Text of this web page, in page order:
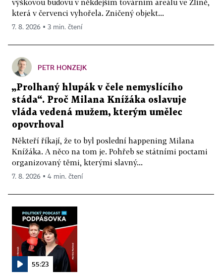
výškovou budovu v někdejším továrním areálu ve Zlíně,
která v červenci vyhořela. Zničený objekt...
7. 8. 2026 ▪ 3 min. čtení
PETR HONZEJK
„Prolhaný hlupák v čele nemyslícího
stáda“. Proč Milana Knížáka oslavuje
vláda vedená mužem, kterým umělec
opovrhoval
Někteří říkají, že to byl poslední happening Milana
Knížáka. A něco na tom je. Pohřeb se státními poctami
organizovaný těmi, kterými slavný...
7. 8. 2026 ▪ 4 min. čtení
55:23